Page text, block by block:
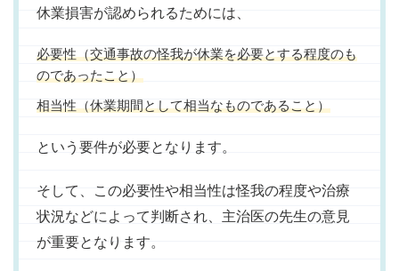
休業損害が認められるためには、
必要性（交通事故の怪我が休業を必要とする程度のも
のであったこと）
相当性（休業期間として相当なものであること）
という要件が必要となります。
そして、この必要性や相当性は怪我の程度や治療
状況などによって判断され、主治医の先生の意見
が重要となります。